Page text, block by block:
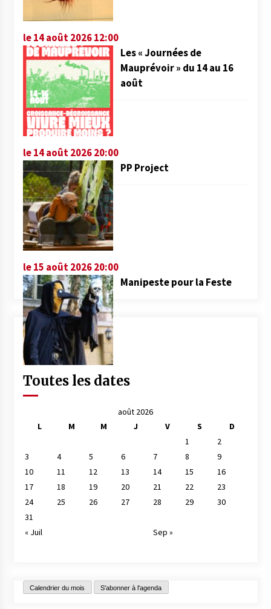
le 14 août 2026 12:00
Les « Journées de
Mauprévoir » du 14 au 16
août
le 14 août 2026 20:00
PP Project
le 15 août 2026 20:00
Manipeste pour la Feste
Toutes les dates
août 2026
L
M M J V S
D
1
2
3
4 5 6 7 8
9
10
11 12 13 14 15
16
17
18 19 20 21 22
23
24
25 26 27 28 29
30
31
« Juil
Sep »
Calendrier du mois S'abonner à l'agenda